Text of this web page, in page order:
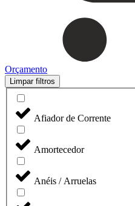
Orçamento
Limpar filtros
Afiador de Corrente
Amortecedor
Anéis / Arruelas